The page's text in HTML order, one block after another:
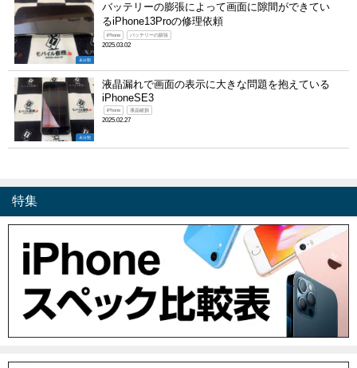
未分類
バッテリーの膨張によって画面に隙間ができてい
るiPhone13Proの修理依頼
iPhone バッテリーの膨張
2025.03.02
未分類
液晶漏れで画面の表示に大きな問題を抱えている
iPhoneSE3
iPhone 液晶破損
2025.02.27
特集